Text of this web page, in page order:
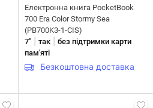
Електронна книга PocketBook
700 Era Color Stormy Sea
(PB700K3-1-CIS)
7"
так
без підтримки карти
пам'яті
Безкоштовна доставка